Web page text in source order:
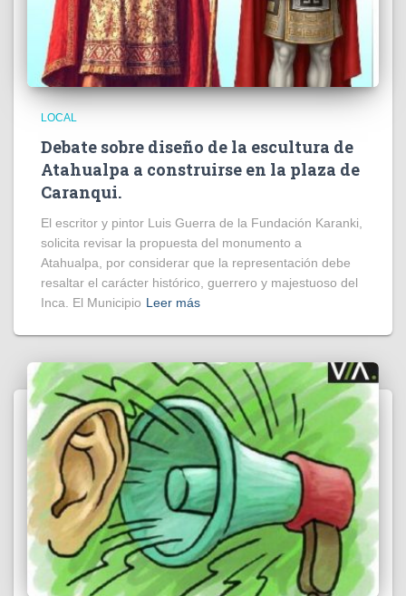
LOCAL
Debate sobre diseño de la escultura de
Atahualpa a construirse en la plaza de
Caranqui.
El escritor y pintor Luis Guerra de la Fundación Karanki,
solicita revisar la propuesta del monumento a
Atahualpa, por considerar que la representación debe
resaltar el carácter histórico, guerrero y majestuoso del
Inca. El Municipio Leer más